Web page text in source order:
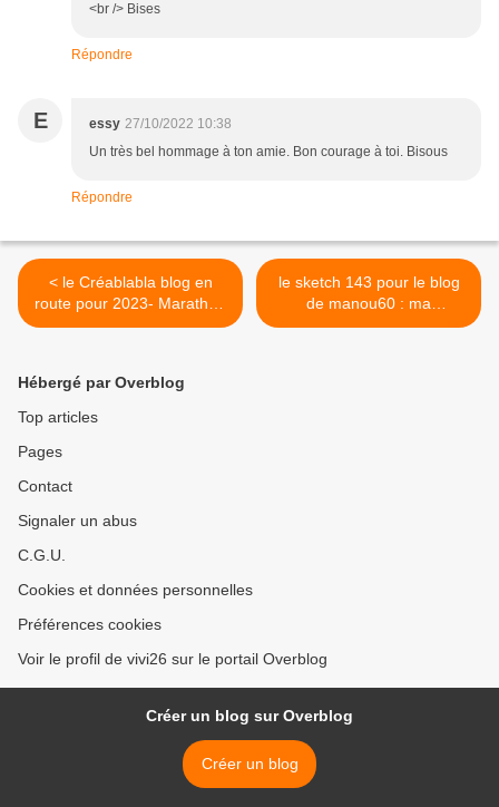
<br /> Bises
Répondre
E essy 27/10/2022 10:38
Un très bel hommage à ton amie. Bon courage à toi. Bisous
Répondre
< le Créablabla blog en
route pour 2023- Marathon
des cartes de voeux
le sketch 143 pour le blog
de manou60 : ma
proposition >
Hébergé par Overblog
Top articles
Pages
Contact
Signaler un abus
C.G.U.
Cookies et données personnelles
Préférences cookies
Voir le profil de vivi26 sur le portail Overblog
Créer un blog sur Overblog
Créer un blog